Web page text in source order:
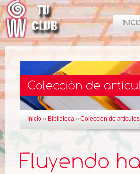
Inicio » Biblioteca » Colección de artículos